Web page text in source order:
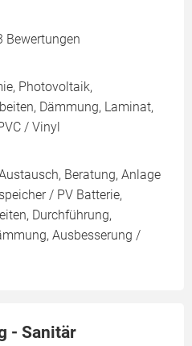
Bewertungen
Photovoltaik,
Dämmung, Laminat,
/ Vinyl
Beratung, Anlage
/ PV Batterie,
Durchführung,
Ausbesserung /
- Sanitär